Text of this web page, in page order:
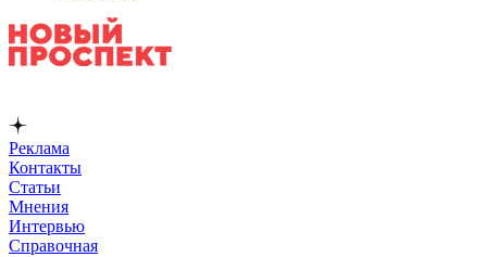
Реклама
Контакты
Статьи
Мнения
Интервью
Справочная